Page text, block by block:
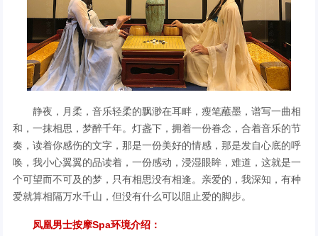
静夜，月柔，音乐轻柔的飘渺在耳畔，瘦笔蘸墨，谱写一曲相
和，一抹相思，梦醉千年。灯盏下，拥着一份眷念，合着音乐的节
奏，读着你感伤的文字，那是一份美好的情感，那是发自心底的呼
唤，我小心翼翼的品读着，一份感动，浸湿眼眸，难道，这就是一
个可望而不可及的梦，只有相思没有相逢。亲爱的，我深知，有种
爱就算相隔万水千山，但没有什么可以阻止爱的脚步。
凤凰男士按摩Spa环境介绍：